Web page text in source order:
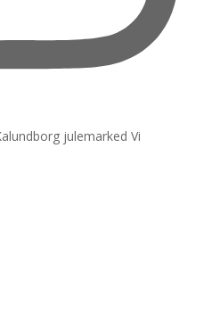
julemarked Vi